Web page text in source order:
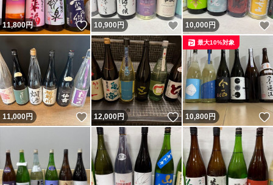
11,800円 いいね！
10,900円 いいね！
10,000円
11,000円 いいね！
12,000円 いいね！
10,800円
最大10%対象